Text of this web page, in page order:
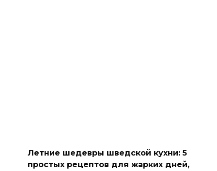
Летние шедевры шведской кухни: 5
простых рецептов для жарких дней,